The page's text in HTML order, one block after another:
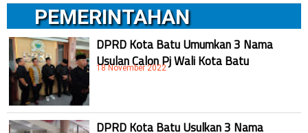
PEMERINTAHAN
DPRD Kota Batu Umumkan 3 Nama
Usulan Calon Pj Wali Kota Batu
18 November 2022
DPRD Kota Batu Usulkan 3 Nama